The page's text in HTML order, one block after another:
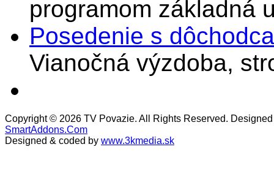
programom základná
Posedenie s
Vianočná výzdoba,
Copyright © 2026 TV Povazie. All Rights Reserved.
SmartAddons.Com
Designed & coded by www.3kmedia.sk